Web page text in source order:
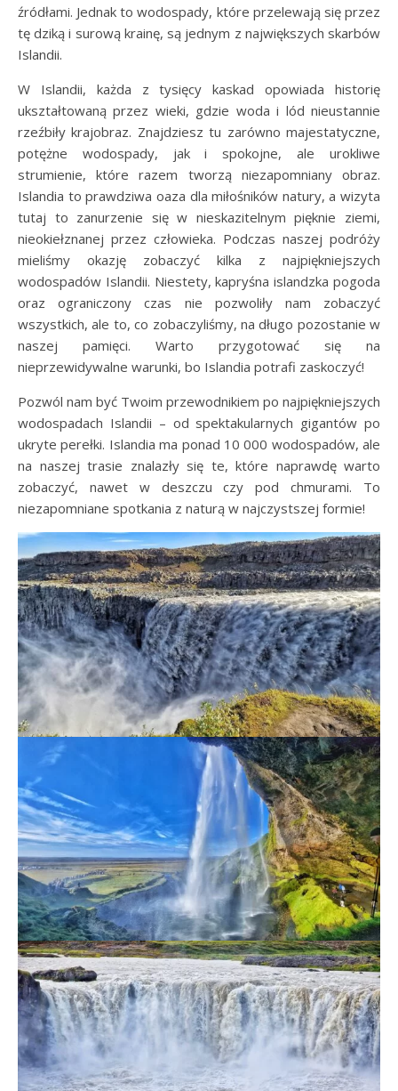
źródłami. Jednak to wodospady, które przelewają się przez
tę dziką i surową krainę, są jednym z największych skarbów
Islandii.
W Islandii, każda z tysięcy kaskad opowiada historię
ukształtowaną przez wieki, gdzie woda i lód nieustannie
rzeźbiły krajobraz. Znajdziesz tu zarówno majestatyczne,
potężne wodospady, jak i spokojne, ale urokliwe
strumienie, które razem tworzą niezapomniany obraz.
Islandia to prawdziwa oaza dla miłośników natury, a wizyta
tutaj to zanurzenie się w nieskazitelnym pięknie ziemi,
nieokiełznanej przez człowieka. Podczas naszej podróży
mieliśmy okazję zobaczyć kilka z najpiękniejszych
wodospadów Islandii. Niestety, kapryśna islandzka pogoda
oraz ograniczony czas nie pozwoliły nam zobaczyć
wszystkich, ale to, co zobaczyliśmy, na długo pozostanie w
naszej pamięci. Warto przygotować się na
nieprzewidywalne warunki, bo Islandia potrafi zaskoczyć!
Pozwól nam być Twoim przewodnikiem po najpiękniejszych
wodospadach Islandii – od spektakularnych gigantów po
ukryte perełki. Islandia ma ponad 10 000 wodospadów, ale
na naszej trasie znalazły się te, które naprawdę warto
zobaczyć, nawet w deszczu czy pod chmurami. To
niezapomniane spotkania z naturą w najczystszej formie!